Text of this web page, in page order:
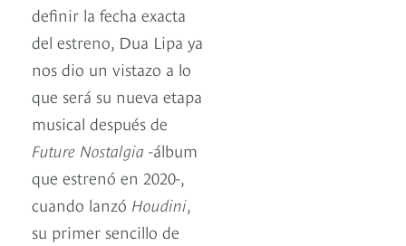
definir la fecha exacta
del estreno, Dua Lipa ya
nos dio un vistazo a lo
que será su nueva etapa
musical después de
Future Nostalgia -álbum
que estrenó en 2020-,
cuando lanzó Houdini,
su primer sencillo de